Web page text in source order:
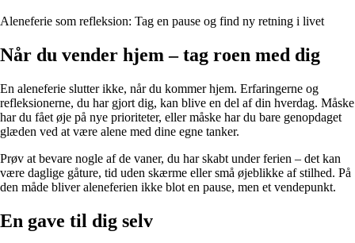
Aleneferie som refleksion: Tag en pause og find ny retning i livet
Når du vender hjem – tag roen med dig
En aleneferie slutter ikke, når du kommer hjem. Erfaringerne og
refleksionerne, du har gjort dig, kan blive en del af din hverdag. Måske
har du fået øje på nye prioriteter, eller måske har du bare genopdaget
glæden ved at være alene med dine egne tanker.
Prøv at bevare nogle af de vaner, du har skabt under ferien – det kan
være daglige gåture, tid uden skærme eller små øjeblikke af stilhed. På
den måde bliver aleneferien ikke blot en pause, men et vendepunkt.
En gave til dig selv